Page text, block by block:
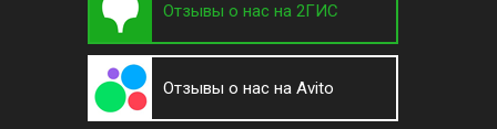
Отзывы о нас на 2ГИС
Отзывы о нас на Avito